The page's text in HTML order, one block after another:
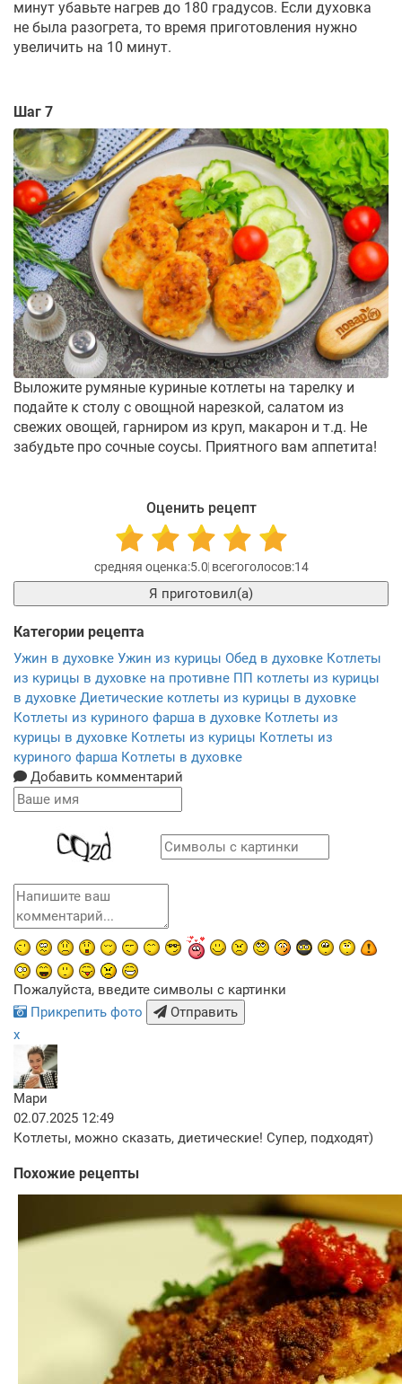
минут убавьте нагрев до 180 градусов. Если духовка
не была разогрета, то время приготовления нужно
увеличить на 10 минут.
Шаг 7
Выложите румяные куриные котлеты на тарелку и
подайте к столу с овощной нарезкой, салатом из
свежих овощей, гарниром из круп, макарон и т.д. Не
забудьте про сочные соусы. Приятного вам аппетита!
Оценить рецепт
5.0 14
Я приготовил(а)
Категории рецепта
Ужин в духовке Ужин из курицы Обед в духовке Котлеты
из курицы в духовке на противне ПП котлеты из курицы
в духовке Диетические котлеты из курицы в духовке
Котлеты из куриного фарша в духовке Котлеты из
курицы в духовке Котлеты из курицы Котлеты из
куриного фарша Котлеты в духовке
Добавить комментарий
Пожалуйста, введите символы с картинки
Прикрепить фото
Отправить
x
Мари
02.07.2025 12:49
Котлеты, можно сказать, диетические! Супер, подходят)
Похожие рецепты